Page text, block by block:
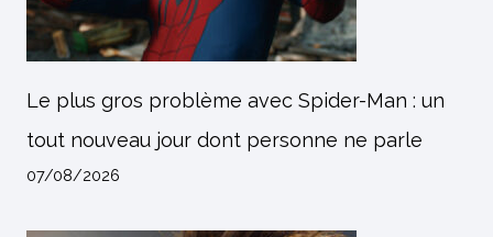
Le plus gros problème avec Spider-Man : un
tout nouveau jour dont personne ne parle
07/08/2026